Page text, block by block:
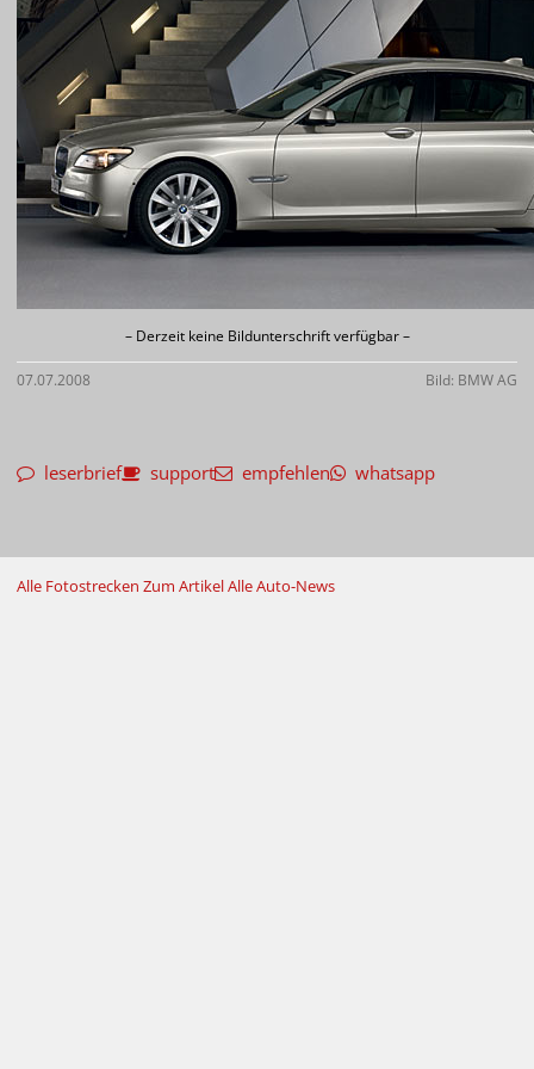
– Derzeit keine Bildunterschrift verfügbar –
07.07.2008 Bild: BMW AG
leserbrief support empfehlen whatsapp
Alle Fotostrecken Zum ArtikelAlle Auto-News